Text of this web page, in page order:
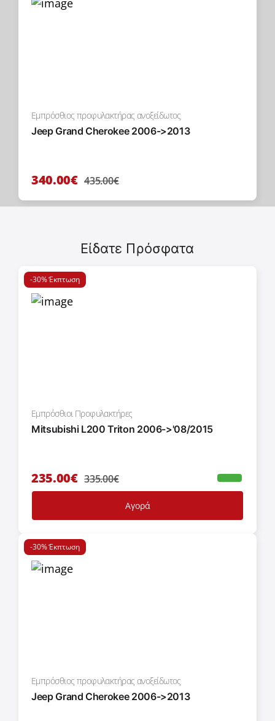
Εμπρόσθιος προφυλακτήρας ανοξείδωτος
Jeep Grand Cherokee 2006->2013
340.00€ 435.00€
Είδατε Πρόσφατα
-30% Έκπτωση
Εμπρόσθιοι Προφυλακτήρες
Mitsubishi L200 Triton 2006->'08/2015
235.00€ 335.00€
Αγορά
-30% Έκπτωση
Εμπρόσθιος προφυλακτήρας ανοξείδωτος
Jeep Grand Cherokee 2006->2013